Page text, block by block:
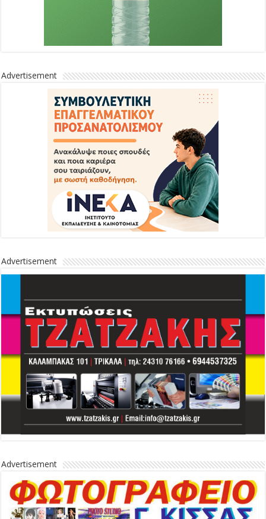
Advertisement
Advertisement
Advertisement